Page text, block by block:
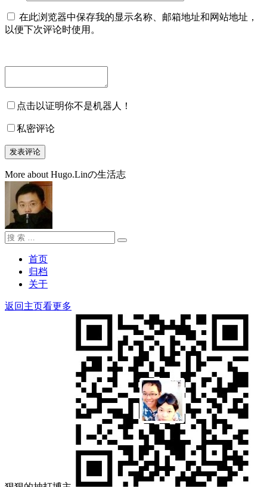
在此浏览器中保存我的显示名称、邮箱地址和网站地址，
以便下次评论时使用。
点击以证明你不是机器人！
私密评论
More about Hugo.Linの生活志
搜
搜
首页
归档
关于
返回主页看更多